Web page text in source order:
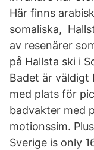
Här finns
somaliska,
av resenärer
på Hallsta ski i
Badet är
med plats för
badvakter med
motionssim.
Sverige is only